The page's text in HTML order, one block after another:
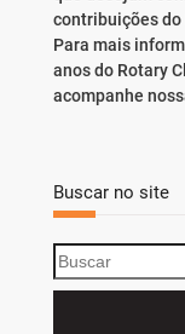
contribuições do
Para mais
anos do Rotary
acompanhe
Buscar no site
S
e